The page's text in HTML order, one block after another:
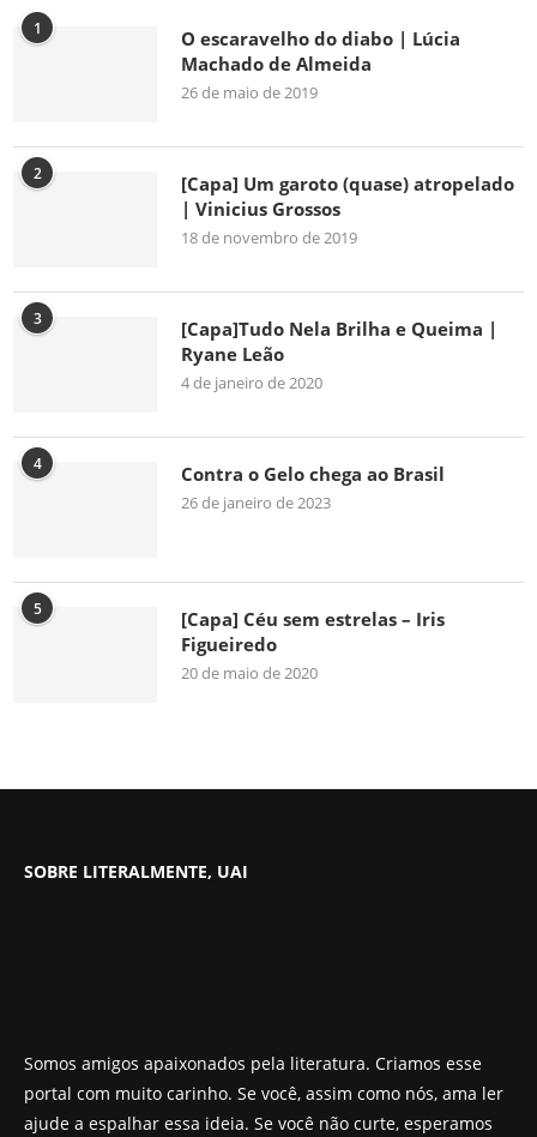
1
O escaravelho do diabo | Lúcia
Machado de Almeida
26 de maio de 2019
2
[Capa] Um garoto (quase) atropelado
| Vinicius Grossos
18 de novembro de 2019
3
[Capa]Tudo Nela Brilha e Queima |
Ryane Leão
4 de janeiro de 2020
4 Contra o Gelo chega ao Brasil
26 de janeiro de 2023
5
[Capa] Céu sem estrelas – Iris
Figueiredo
20 de maio de 2020
SOBRE LITERALMENTE, UAI
Somos amigos apaixonados pela literatura. Criamos esse
portal com muito carinho. Se você, assim como nós, ama ler
ajude a espalhar essa ideia. Se você não curte, esperamos